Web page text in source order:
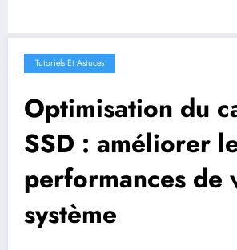
Tutoriels Et Astuces
Optimisation du
SSD : améliorer
performances de
système